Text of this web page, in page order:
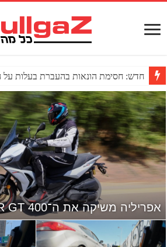
חדש: חסימת הונאות בהעברת בעלות על
אפריליה משיקה את ה־SR GT 400 בישראל